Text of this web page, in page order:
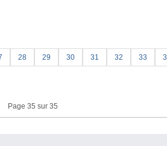
28 29 30 31 32 33
Page 35 sur 35